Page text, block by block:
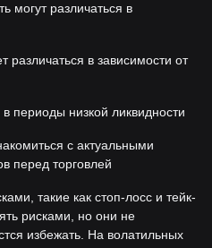
могут различаться в
различаться в зависимости от
периоды низкой ликвидности
с актуальными
перед торговлей
такие как стоп-лосс и тейк-
рисками, но они не
избежать. На волатильных